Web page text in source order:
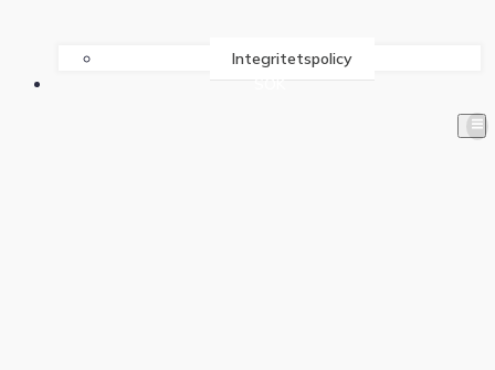
Integritetspolicy
SÖK